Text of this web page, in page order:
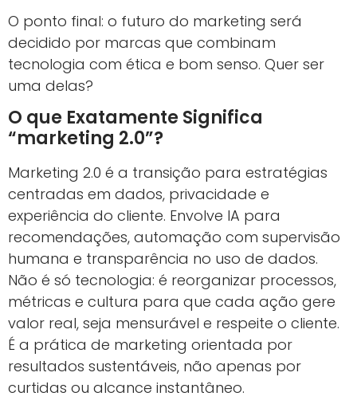
O ponto final: o futuro do marketing será
decidido por marcas que combinam
tecnologia com ética e bom senso. Quer ser
uma delas?
O que Exatamente Significa
“marketing 2.0”?
Marketing 2.0 é a transição para estratégias
centradas em dados, privacidade e
experiência do cliente. Envolve IA para
recomendações, automação com supervisão
humana e transparência no uso de dados.
Não é só tecnologia: é reorganizar processos,
métricas e cultura para que cada ação gere
valor real, seja mensurável e respeite o cliente.
É a prática de marketing orientada por
resultados sustentáveis, não apenas por
curtidas ou alcance instantâneo.